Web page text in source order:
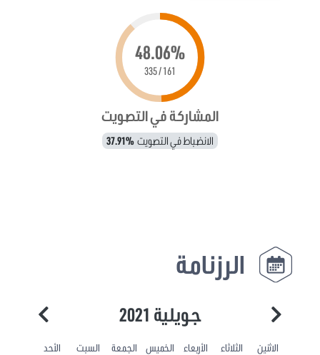
48.06%
161 / 335
المشاركة في التصويت
الانضباط في التصويت 37.91%
الرزنامة
جويلية 2021
الاثنين الثلاثاء الأربعاء الخميس الجمعة السبت الأحد